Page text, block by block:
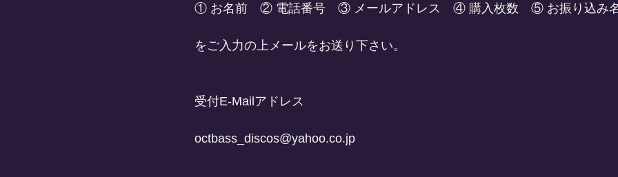
① お名前　② 電話番号　③ メールアドレス　④ 購入枚数　⑤ お振り込み
をご入力の上メールをお送り下さい。
受付E-Mailアドレス
octbass_discos@yahoo.co.jp